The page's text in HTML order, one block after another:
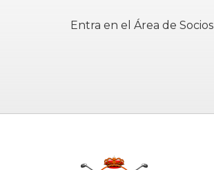
Entra en el Área de Socios